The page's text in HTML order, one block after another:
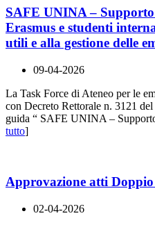
SAFE UNINA – Supporto
Erasmus e studenti
utili e alla gestione delle
09-04-2026
La Task Force di Ateneo per le
con Decreto Rettorale n. 3121
guida “ SAFE UNINA –
tutto]
Approvazione atti
02-04-2026